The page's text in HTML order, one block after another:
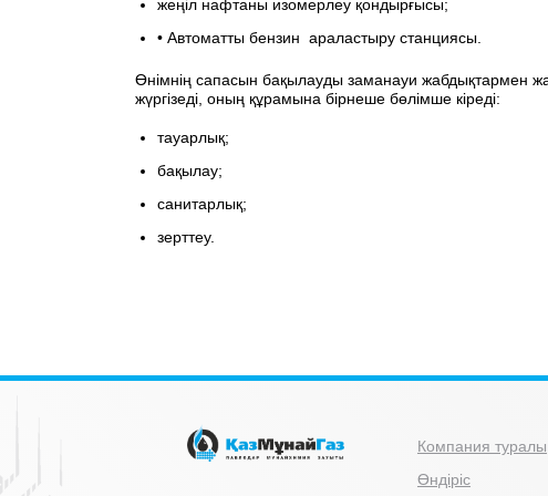
жеңіл нафтаны изомерлеу қондырғысы;
• Автоматты бензин араластыру станциясы.
Өнімнің сапасын бақылауды заманауи жабдықтармен
жүргізеді, оның құрамына бірнеше бөлімше кіреді:
тауарлық;
бақылау;
санитарлық;
зерттеу.
Компания туралы
Өндіріс